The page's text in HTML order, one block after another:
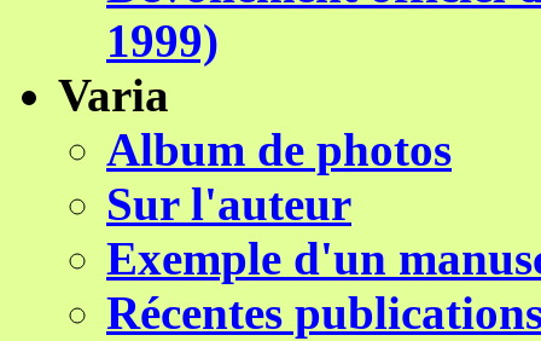
1999)
Varia
Album de photos
Sur l'auteur
Exemple d'un
Récentes